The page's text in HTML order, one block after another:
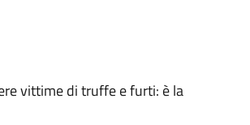
vittime di truffe e furti: è la